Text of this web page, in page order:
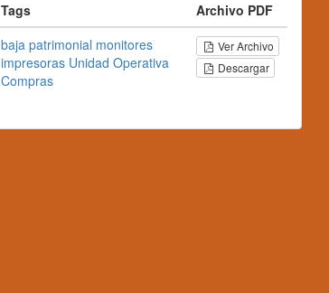
Tags
Archivo PDF
baja patrimonial monitores
impresoras Unidad Operativa
Compras
Ver Archivo
Descargar